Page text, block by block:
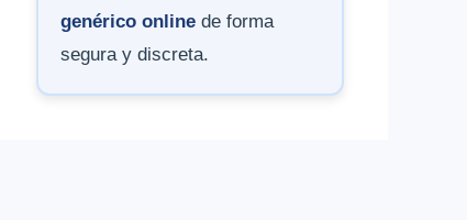
genérico online de forma
segura y discreta.